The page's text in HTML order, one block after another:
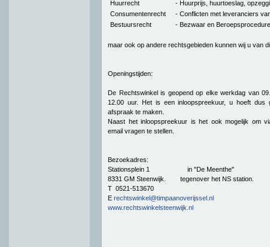
Huurrecht
- Huurprijs, huurtoeslag,
Consumentenrecht
- Conflicten met leveranciers
Bestuursrecht
- Bezwaar en
maar ook op andere rechtsgebieden kunnen wij u van
Openingstijden:
De Rechtswinkel is geopend op elke werkdag van
12.00 uur. Het is een inloopspreekuur, u hoeft dus
afspraak te maken.
Naast het inloopspreekuur is het ook mogelijk om
email vragen te stellen.
Bezoekadres:
Stationsplein 1 in "De Meenthe"
8331 GM Steenwijk. tegenover het NS station.
T 0521-513670
E rechtswinkel@timpaanoverijssel.nl
www.rechtswinkelsteenwijk.nl